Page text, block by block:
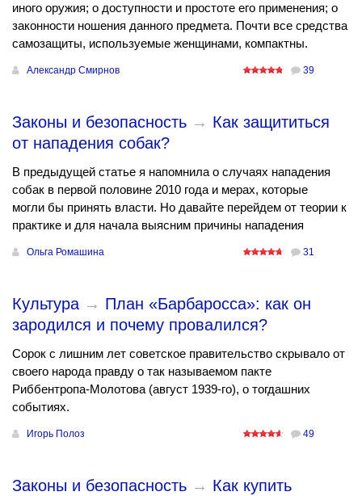
иного оружия; о доступности и простоте его применения; о
законности ношения данного предмета. Почти все средства
самозащиты, используемые женщинами, компактны.
Александр Смирнов 39
Законы и безопасность → Как защититься
от нападения собак?
В предыдущей статье я напомнила о случаях нападения
собак в первой половине 2010 года и мерах, которые
могли бы принять власти. Но давайте перейдем от теории к
практике и для начала выясним причины нападения
Ольга Ромашина 31
Культура→ План «Барбаросса»: как он
зародился и почему провалился?
Сорок с лишним лет советское правительство скрывало от
своего народа правду о так называемом пакте
Риббентропа-Молотова (август 1939-го), о тогдашних
событиях.
Игорь Полоз 49
Законы и безопасность → Как купить